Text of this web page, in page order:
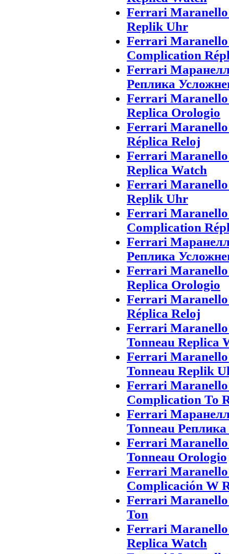
Ferrari
Replik Uhr
Ferrari
Complication
Ferrari
Реплика
Ferrari
Replica Orologio
Ferrari
Réplica Reloj
Ferrari
Replica Watch
Ferrari
Replik Uhr
Ferrari
Complication
Ferrari
Реплика
Ferrari
Replica Orologio
Ferrari
Réplica Reloj
Ferrari
Tonneau Replica
Ferrari
Tonneau Replik
Ferrari
Complication To
Ferrari
Tonneau
Ferrari
Tonneau Orologio
Ferrari
Complicación W
Ferrari
Ton
Ferrari
Replica Watch